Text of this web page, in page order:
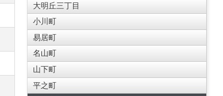
大明丘三丁目
小川町
易居町
名山町
山下町
平之町